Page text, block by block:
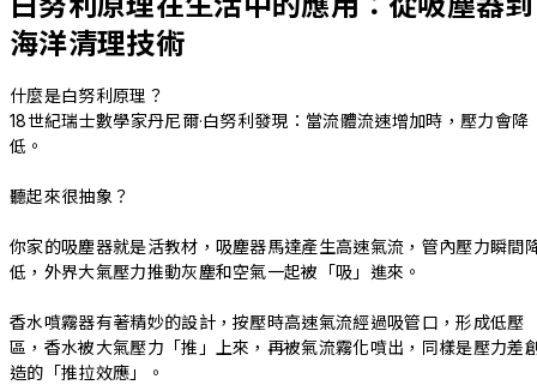
海洋清理技術
什麼是白努利原理？
18世紀瑞士數學家丹尼爾·白努利發現：當流體流速增加時，壓力會降
低。
聽起來很抽象？
你家的吸塵器就是活教材，吸塵器馬達產生高速氣流，管內壓力瞬間
低，外界大氣壓力推動灰塵和空氣一起被「吸」進來。
香水噴霧器有著精妙的設計，按壓時高速氣流經過吸管口，形成低壓
區，香水被大氣壓力「推」上來，再被氣流霧化噴出，同樣是壓力差
造的「推拉效應」。